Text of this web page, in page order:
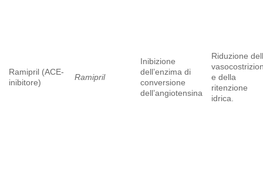
Ramipril (ACE-
inibitore)
Ramipril
Inibizione
dell’enzima di
conversione
dell’angiotensina
Riduzione
e della
ritenzione
idrica.